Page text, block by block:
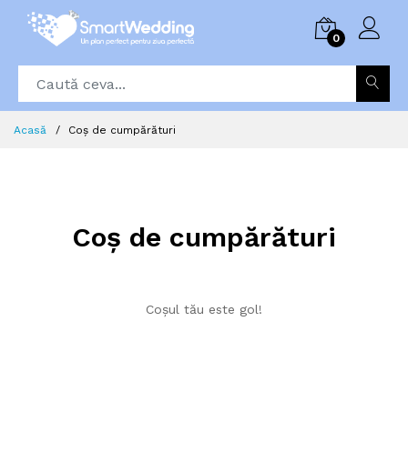
0
Acasă Coș de cumpărături
Coș de cumpărături
Coșul tău este gol!